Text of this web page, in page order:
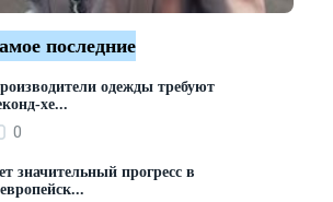
последние
одежды требуют
хе...
0
значительный прогресс в